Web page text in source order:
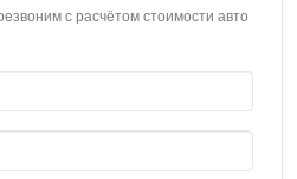
с расчётом стоимости авто